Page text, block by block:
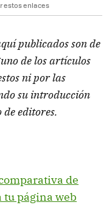
estos enlaces
publicados son de
de los artículos
ni por las
su introducción
editores.
de
página web